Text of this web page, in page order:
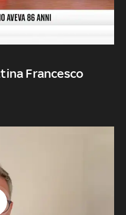
Francesco